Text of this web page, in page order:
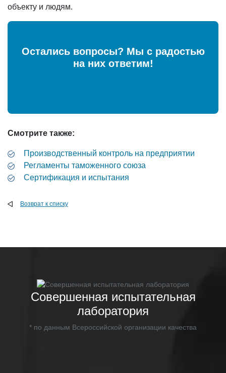
объекту и людям.
Остались вопросы? Мы с радостью
на них ответим!
Смотрите также:
Производственный контроль на предприятии
Регламенты таможенного союза
Сертификация и испытания
Возврат к списку
Совершенная испытательная
лаборатория
* по данным Всероссийской организации качества